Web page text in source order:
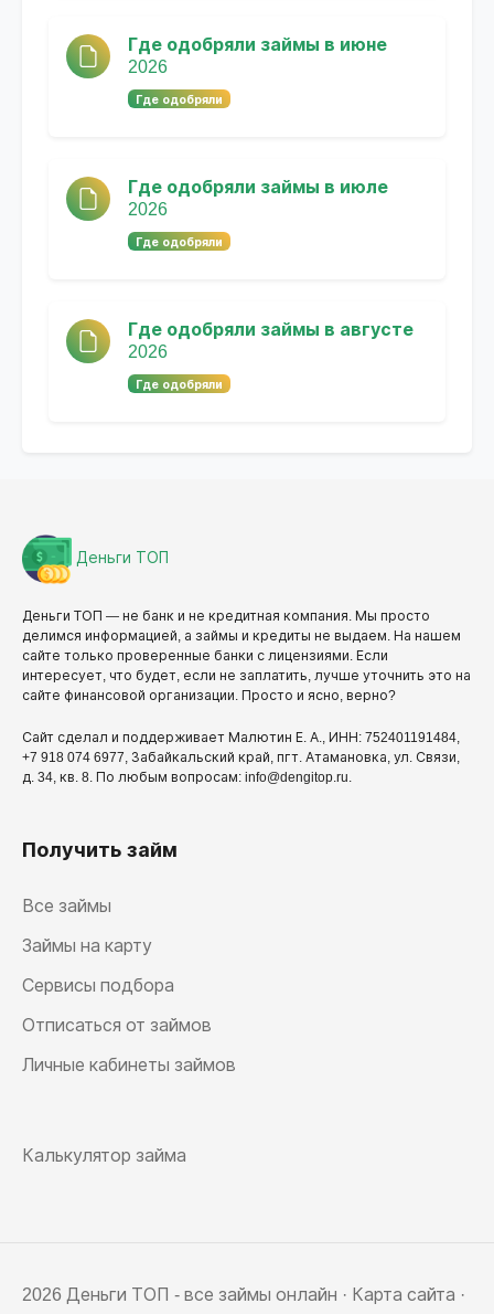
Где одобряли займы в июне
2026
Где одобряли
Где одобряли займы в июле
2026
Где одобряли
Где одобряли займы в августе
2026
Где одобряли
Деньги ТОП
Деньги ТОП — не банк и не кредитная компания. Мы просто
делимся информацией, а займы и кредиты не выдаем. На нашем
сайте только проверенные банки с лицензиями. Если
интересует, что будет, если не заплатить, лучше уточнить это на
сайте финансовой организации. Просто и ясно, верно?
Сайт сделал и поддерживает Малютин Е. А., ИНН: 752401191484,
+7 918 074 6977, Забайкальский край, пгт. Атамановка, ул. Связи,
д. 34, кв. 8. По любым вопросам: info@dengitop.ru.
Получить займ
Все займы
Займы на карту
Сервисы подбора
Отписаться от займов
Личные кабинеты займов
Калькулятор займа
2026 Деньги ТОП - все займы онлайн · Карта сайта ·